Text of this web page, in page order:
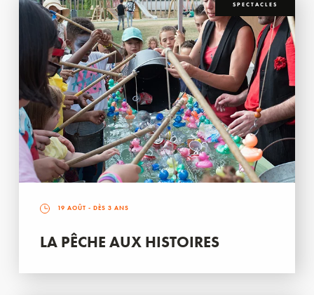
SPECTACLES
19 AOÛT - DÈS 3 ANS
LA PÊCHE AUX HISTOIRES